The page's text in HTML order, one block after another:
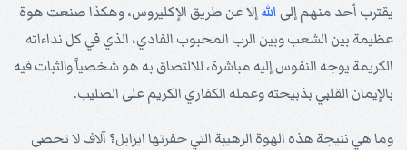
يقترب أحد منهم إلى اللهإلا عن طريق الإكليروس، وهكذا صنعت هوة
عظيمة بين الشعب وبين الرب المحبوب الفادي، الذي في كل نداءاته
الكريمة يوجه النفوس إليه مباشرة، للالتصاق به هو شخصياً والثبات فيه
بالإيمان القلبي بذبيحته وعمله الكفاري الكريم على الصليب.
وما هي نتيجة هذه الهوة الرهيبة التي حفرتها ايزابل؟ آلاف لا تحصى